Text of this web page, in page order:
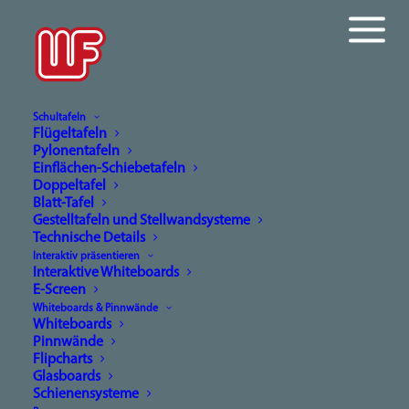
Schultafeln
Flügeltafeln
Pylonentafeln
Einflächen-Schiebetafeln
Doppeltafel
Blatt-Tafel
Gestelltafeln und Stellwandsysteme
Technische Details
Interaktiv präsentieren
Interaktive Whiteboards
E-Screen
Whiteboards & Pinnwände
Whiteboards
Pinnwände
Flipcharts
Glasboards
Schienensysteme
Whiteboard mit interaktiven Touch-Projektor
Home Interaktiv präsentieren
Whiteboard mit interaktiven Touch-Projektor
Whiteboard mit
interaktiven Touch-